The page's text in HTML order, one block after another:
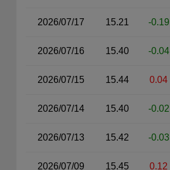
2026/07/17 15.21 -0.19
2026/07/16 15.40 -0.04
2026/07/15 15.44 0.04
2026/07/14 15.40 -0.02
2026/07/13 15.42 -0.03
2026/07/09 15.45 0.12